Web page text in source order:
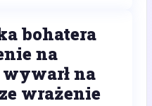
bohatera
na
na
wrażenie